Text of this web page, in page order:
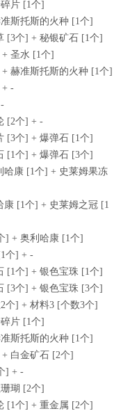
片 [1个]
斯托斯的火种 [1个]
[3个] + 秘银矿石 [1个]
圣水 [1个]
赫准斯托斯的火种 [1个]
+ -
[2个] + -
[3个] + 爆弹石 [1个]
[1个] + 爆弹石 [3个]
哈康 [1个] + 史莱姆果冻
[1个] + 史莱姆之冠 [1
] + 奥利哈康 [1个]
个] + -
[1个] + 银色宝珠 [1个]
[3个] + 银色宝珠 [3个]
个] + 材料3 [个数3个]
片 [1个]
斯托斯的火种 [1个]
白金矿石 [2个]
] + -
瑚 [2个]
[1个] + 重金属 [2个]